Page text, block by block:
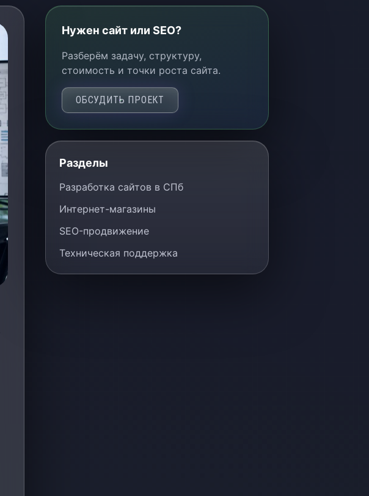
Нужен сайт или SEO?
Разберём задачу, структуру,
стоимость и точки роста сайта.
ОБСУДИТЬ ПРОЕКТ
Разделы
Разработка сайтов в СПб
Интернет-магазины
SEO-продвижение
Техническая поддержка